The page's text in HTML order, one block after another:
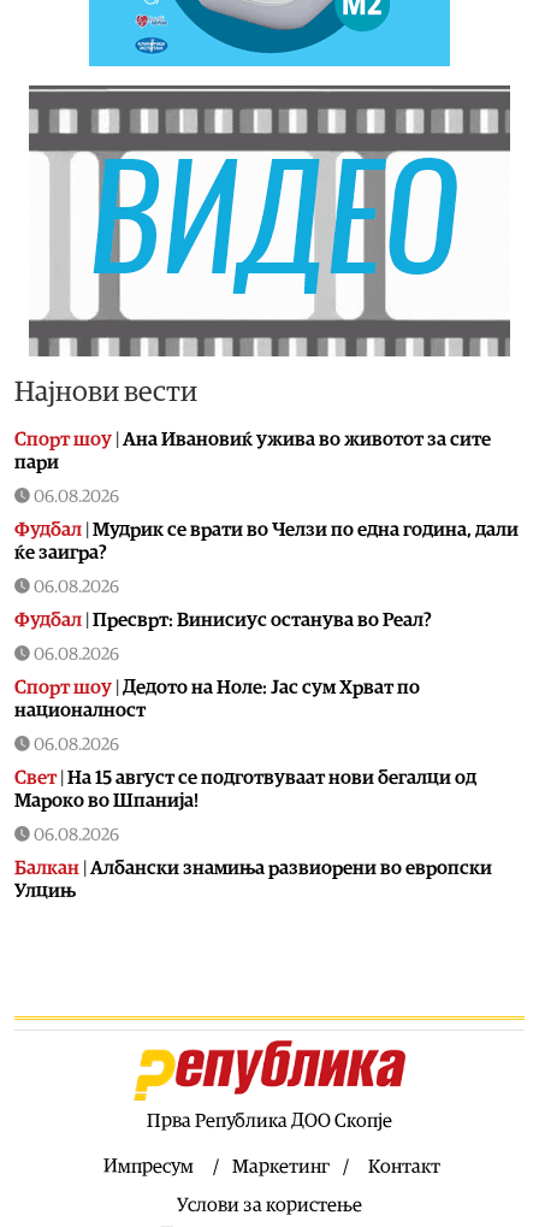
Најнови вести
Спорт шоу Aна Ивановиќ ужива во животот за сите
пари
06.08.2026
Фудбал Мудрик се врати во Челзи по една година, дали
ќе заигра?
06.08.2026
Фудбал Пресврт: Винисиус останува во Реал?
06.08.2026
Спорт шоу Дедото на Ноле: Јас сум Хрват по
националност
06.08.2026
Свет| На 15 август се подготвуваат нови бегалци од
Мароко во Шпанија!
06.08.2026
Балкан Албански знамиња развиорени во европски
Улцињ
06.08.2026
Помалку првачиња, помалку иднина:
Демографската криза веќе стигна до училишните
Први случаи на западнонилска треска во
со невроинвазивна форма
Прва Република ДОО Скопје
Импресум Маркетинг
Контакт
Услови за користење